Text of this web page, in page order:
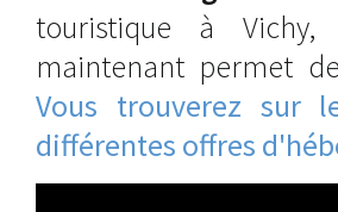
touristique à
maintenant permet
Vous trouverez sur
différentes offres